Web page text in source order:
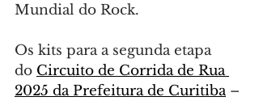
Mundial do Rock.
Os kits para a segunda etapa
do Circuito de Corrida de Rua
2025 da Prefeitura de Curitiba –